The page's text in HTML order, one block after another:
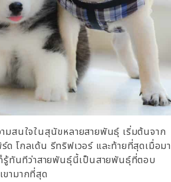
สนใจในสุนัขหลายสายพันธุ์ เริ่มต้นจาก
ด โกลเด้น รีทริฟเวอร์ และท้ายที่สุดเมื่อมา
รู้ทันทีว่าสายพันธุ์นี้เป็นสายพันธุ์ที่ตอบ
ขามากที่สุด